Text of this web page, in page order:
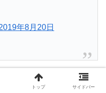
年8月20日
トップ サイドバー